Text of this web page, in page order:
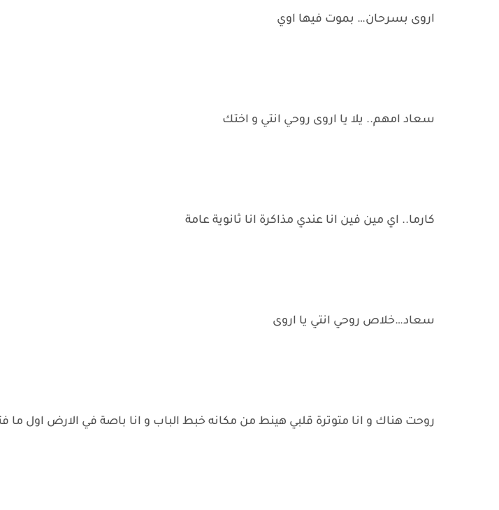
اروى بسرحان… بموت فيها اوي
سعاد امهم.. يلا يا اروى روحي انتي و اختك
كارما.. اي مين فين انا عندي مذاكرة انا ثانوية عامة
سعاد…خلاص روحي انتي يا اروى
روحت هناك و انا متوترة قلبي هينط من مكانه خبط الباب و انا باصة في الارض اول